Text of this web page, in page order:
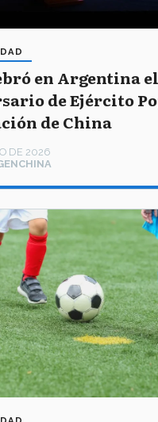
en Argentina
de Ejército
de China
DE 2026